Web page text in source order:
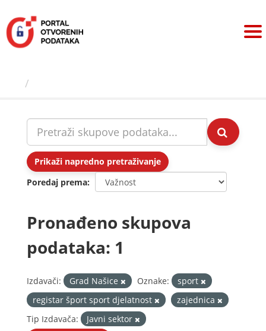
sadržaj
Prikaži napredno pretraživanje
Poredaj prema
Pronađeno skupova
podataka: 1
Izdavači: Grad Našice Oznake:
sport
registar šport sport djelatnost
zajednica
Tip Izdavača:
Javni sektor